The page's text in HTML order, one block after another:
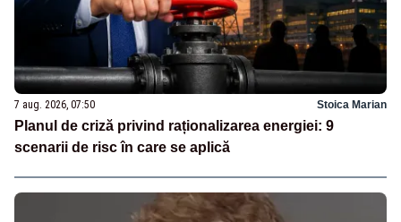
7 aug. 2026, 07:50 Stoica Marian
Planul de criză privind raționalizarea energiei: 9
scenarii de risc în care se aplică